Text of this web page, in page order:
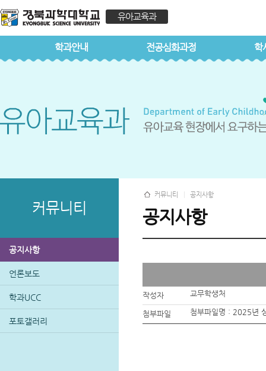
유아교육과
학과안내 전공심화과정 학
커뮤니티
공지사항
언론보도
학과UCC
포토갤러리
커뮤니티 공지사항
공지사항
작성자 교무학생처
첨부파일 첨부파일명 : 2025년